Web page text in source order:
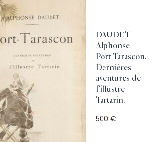
DAUDET
Alphonse
Port-Tarascon.
Dernières
aventures de
l’illustre
Tartarin.
500 €